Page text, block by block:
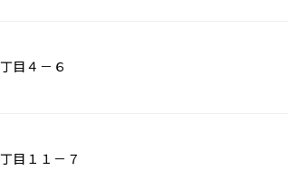
目４－６
目１１－７